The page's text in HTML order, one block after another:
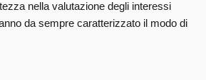
nella valutazione degli interessi
da sempre caratterizzato il modo di